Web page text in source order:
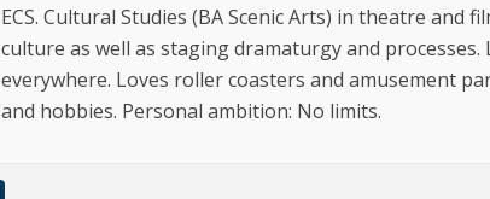
ECS. Cultural Studies (BA Scenic Arts) in theatre and
culture as well as staging dramaturgy and processes.
everywhere. Loves roller coasters and amusement
and hobbies. Personal ambition: No limits.